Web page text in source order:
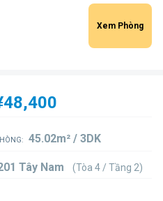
Xem Phòng
45.02m² / 3DK
Tây Nam (Tòa 4 / Tầng 2)